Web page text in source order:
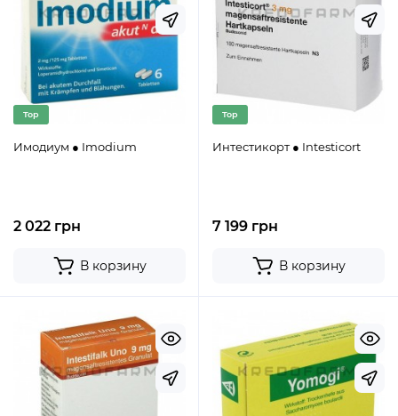
Top
Имодиум ● Imodium
2 022 грн
В корзину
Top
Интестикорт ● Intesticort
7 199 грн
В корзину